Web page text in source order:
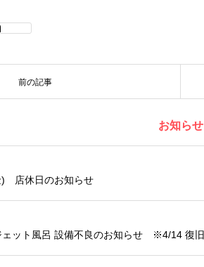
前の記事
お知らせ
) 店休日のお知らせ
ェット風呂 設備不良のお知らせ ※4/14 復